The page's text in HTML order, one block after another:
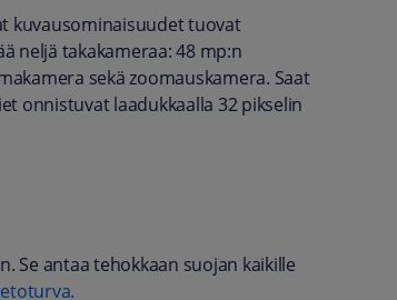
kuvausominaisuudet tuovat
neljä takakameraa: 48 mp:n
sekä zoomauskamera. Saat
onnistuvat laadukkaalla 32 pikselin
Se antaa tehokkaan suojan kaikille